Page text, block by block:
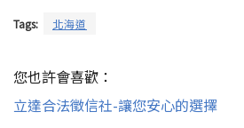
Tags: 北海道
您也許會喜歡：
立達合法徵信社-讓您安心的選擇